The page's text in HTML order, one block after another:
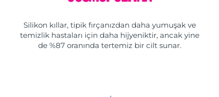
Silikon kıllar, tipik fırçanızdan daha yumuşak ve
temizlik hastaları için daha hijyeniktir, ancak yine
de %87 oranında tertemiz bir cilt sunar.